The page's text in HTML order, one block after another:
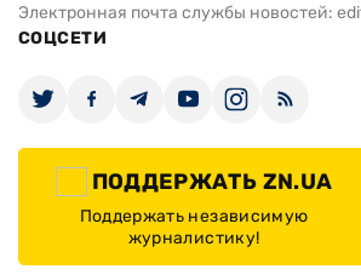
Электронная почта службы новостей:
СОЦСЕТИ
ПОДДЕРЖАТЬ ZN.UA
Поддержать независимую
журналистику!